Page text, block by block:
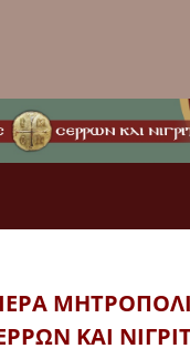
ΙΕΡΑ
ΚΑΙ